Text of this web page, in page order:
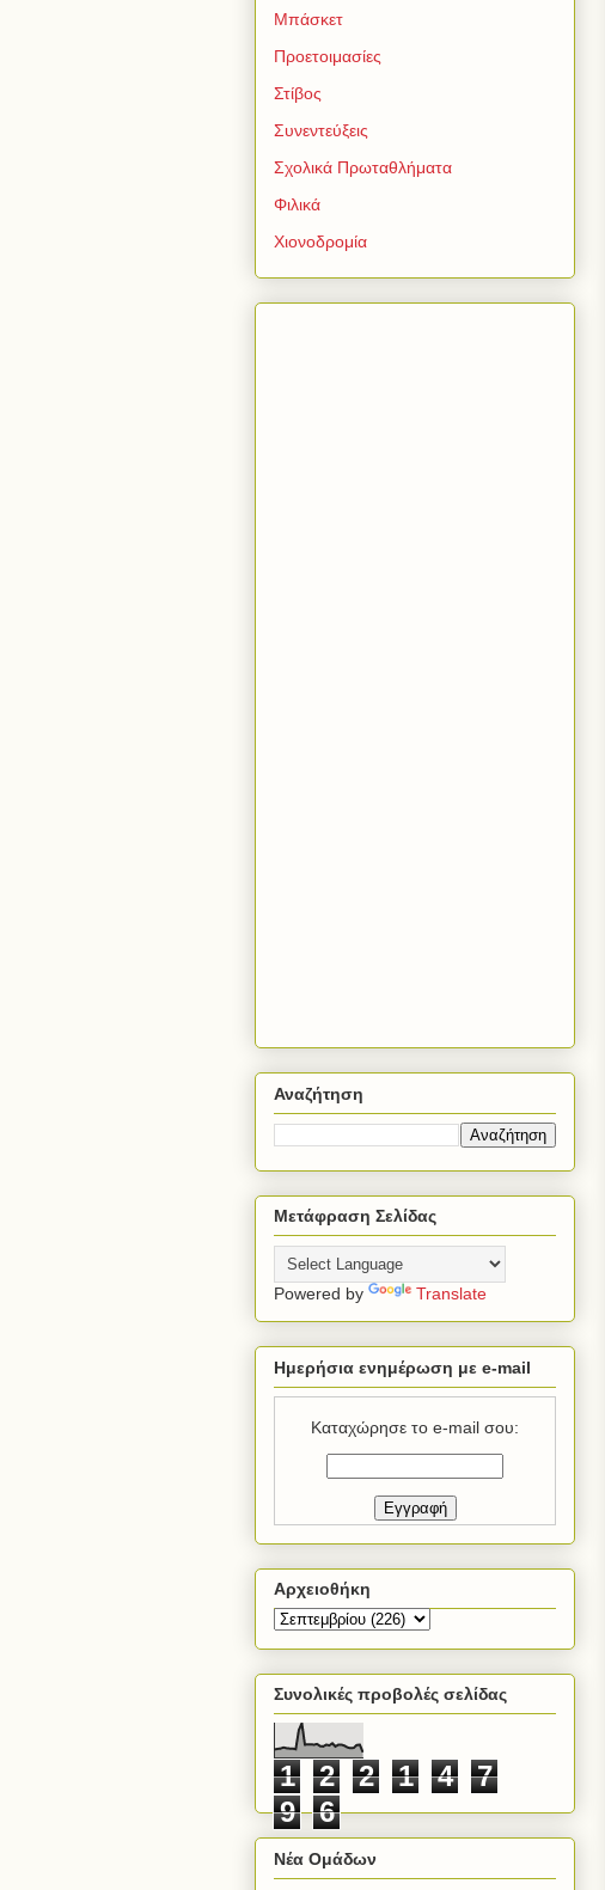
Μπάσκετ
Προετοιμασίες
Στίβος
Συνεντεύξεις
Σχολικά Πρωταθλήματα
Φιλικά
Χιονοδρομία
Αναζήτηση
Μετάφραση Σελίδας
Powered by Translate
Ημερήσια ενημέρωση με e-mail
Καταχώρησε το e-mail σου:
Αρχειοθήκη
Συνολικές προβολές σελίδας
1 2 2 1 4
7
9
6
Νέα Ομάδων